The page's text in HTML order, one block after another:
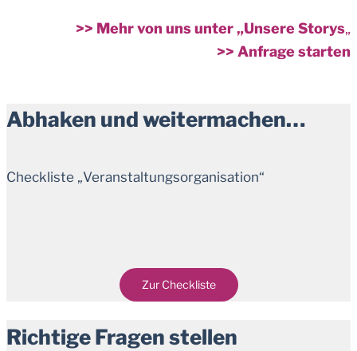
>> Mehr von uns unter „Unsere Storys„
>> Anfrage starten
Abhaken und weitermachen…
Checkliste „Veranstaltungsorganisation“
Zur Checkliste
Richtige Fragen stellen